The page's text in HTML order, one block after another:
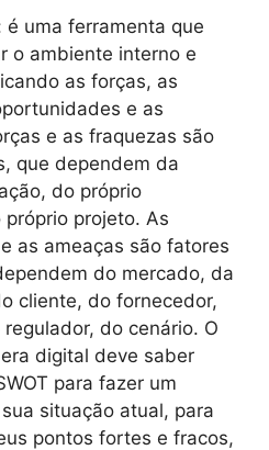
é uma ferramenta que
o ambiente interno e
as forças, as
e as
e as fraquezas são
que dependem da
do próprio
projeto. As
as ameaças são fatores
do mercado, da
cliente, do fornecedor,
do cenário. O
digital deve saber
para fazer um
situação atual, para
pontos fortes e fracos,